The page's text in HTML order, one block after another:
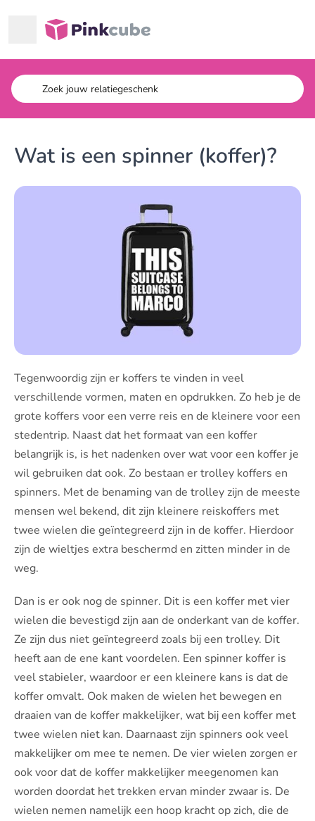
Pinkcube
Wat is een spinner (koffer)?
Tegenwoordig zijn er koffers te vinden in veel
verschillende vormen, maten en opdrukken. Zo heb je de
grote koffers voor een verre reis en de kleinere voor een
stedentrip. Naast dat het formaat van een koffer
belangrijk is, is het nadenken over wat voor een koffer je
wil gebruiken dat ook. Zo bestaan er trolley koffers en
spinners. Met de benaming van de trolley zijn de meeste
mensen wel bekend, dit zijn kleinere reiskoffers met
twee wielen die geïntegreerd zijn in de koffer. Hierdoor
zijn de wieltjes extra beschermd en zitten minder in de
weg.
Dan is er ook nog de spinner. Dit is een koffer met vier
wielen die bevestigd zijn aan de onderkant van de koffer.
Ze zijn dus niet geïntegreerd zoals bij een trolley. Dit
heeft aan de ene kant voordelen. Een spinner koffer is
veel stabieler, waardoor er een kleinere kans is dat de
koffer omvalt. Ook maken de wielen het bewegen en
draaien van de koffer makkelijker, wat bij een koffer met
twee wielen niet kan. Daarnaast zijn spinners ook veel
makkelijker om mee te nemen. De vier wielen zorgen er
ook voor dat de koffer makkelijker meegenomen kan
worden doordat het trekken ervan minder zwaar is. De
wielen nemen namelijk een hoop kracht op zich, die de